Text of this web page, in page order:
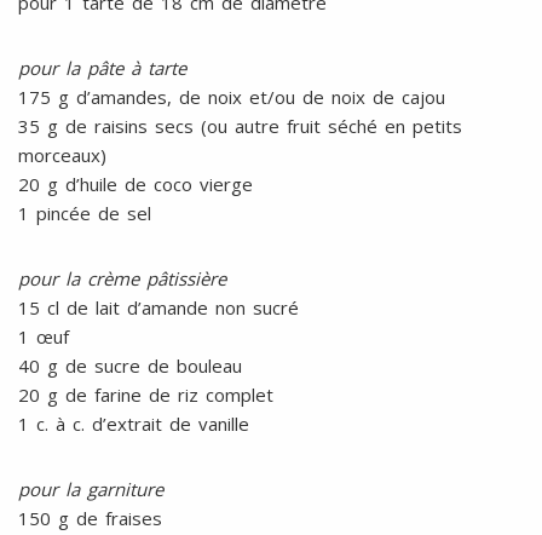
pour la pâte à tarte
175 g d’amandes, de noix et/ou de noix de cajou
35 g de raisins secs (ou autre fruit séché en petits
morceaux)
20 g d’huile de coco vierge
1 pincée de sel
pour la crème pâtissière
15 cl de lait d’amande non sucré
1 œuf
40 g de sucre de bouleau
20 g de farine de riz complet
1 c. à c. d’extrait de vanille
pour la garniture
150 g de fraises